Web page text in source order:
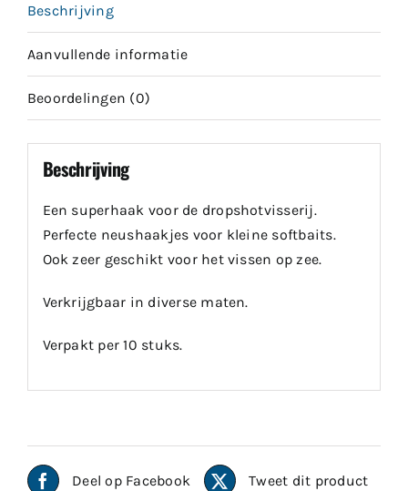
Beschrijving
Aanvullende informatie
Beoordelingen (0)
Beschrijving
Een superhaak voor de dropshotvisserij.
Perfecte neushaakjes voor kleine softbaits.
Ook zeer geschikt voor het vissen op zee.
Verkrijgbaar in diverse maten.
Verpakt per 10 stuks.
Deel op Facebook Tweet dit product